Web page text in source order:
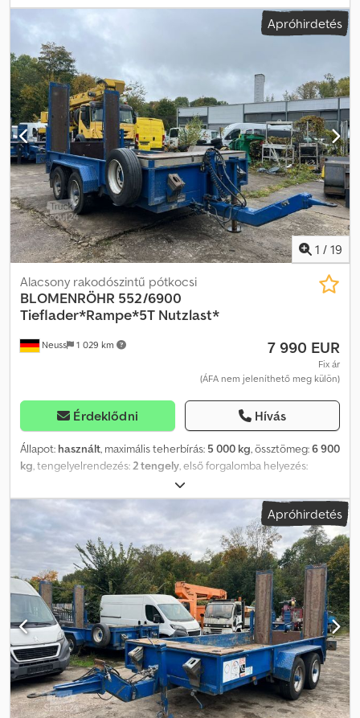
alacsonyágyas pótkocsi, 552/6500 típus, szériakivitelben
rakodórámpákkal, hátsó kitámasztókkal, légfékberendezéssel,
első tárolódobozzal, műszaki vizsga 2026/3-ig, jó és azonnal
használható állapotban. Djdpoxthbysfx Aldowa
Apróhirdetés
1 / 19
Neuss 1 029 km
Alacsony rakodószintű pótkocsi
BLOMENRÖHR 552/6900
Tieflader*Rampe*5T Nutzlast*
7 990 EUR
Fix ár
(ÁFA nem jeleníthető meg külön)
Érdeklődni Hívás
Állapot: használt, maximális teherbírás: 5 000 kg, össztömeg:6 900
kg, tengelyelrendezés:2 tengely, első forgalomba helyezés:
4 580 mm, rakodótér szélesség:
* Blomenröhr 552/6900 mélybölcsős pótkocsi Dwjdpfsytzi Sjx
Aldoa * 2 tengely * 5 tonna hasznos teherbírás * Magasságban
állítható tandem * Eredeti integrált rámpák
Apróhirdetés